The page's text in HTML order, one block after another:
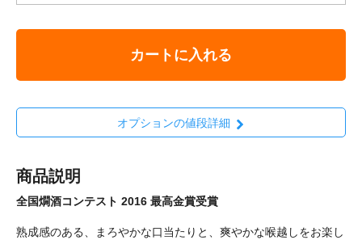
カートに入れる
オプションの値段詳細
商品説明
全国燗酒コンテスト 2016 最高金賞受賞
熟成感のある、まろやかな口当たりと、爽やかな喉越しをお楽し